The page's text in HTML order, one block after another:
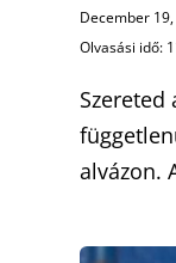
December
Olvasási idő:
alvázon.